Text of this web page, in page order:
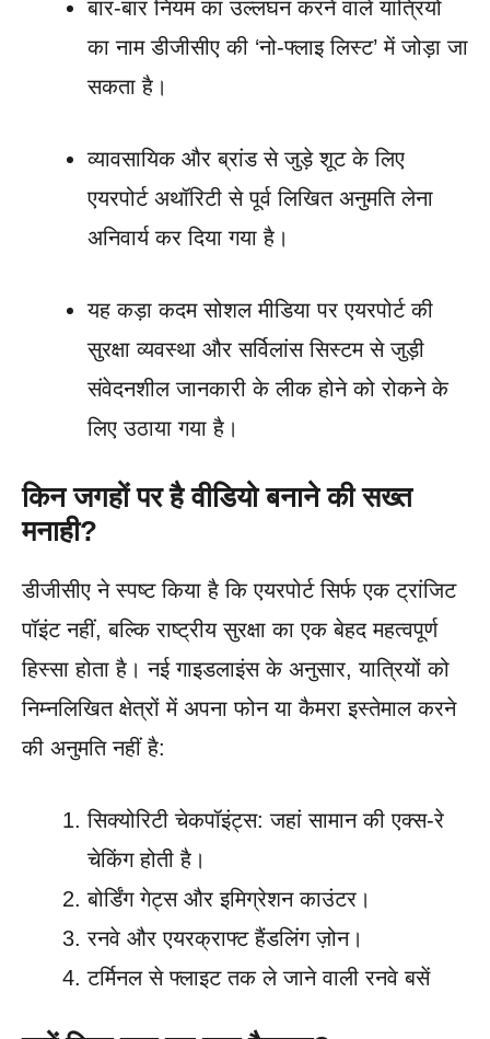
बार-बार नियम का उल्लंघन करने वाले यात्रियों
का नाम डीजीसीए की ‘नो-फ्लाइ लिस्ट’ में जोड़ा जा
सकता है।
व्यावसायिक और ब्रांड से जुड़े शूट के लिए
एयरपोर्ट अथॉरिटी से पूर्व लिखित अनुमति लेना
अनिवार्य कर दिया गया है।
यह कड़ा कदम सोशल मीडिया पर एयरपोर्ट की
सुरक्षा व्यवस्था और सर्विलांस सिस्टम से जुड़ी
संवेदनशील जानकारी के लीक होने को रोकने के
लिए उठाया गया है।
किन जगहों पर है वीडियो बनाने की सख्त
मनाही?
डीजीसीए ने स्पष्ट किया है कि एयरपोर्ट सिर्फ एक ट्रांजिट
पॉइंट नहीं, बल्कि राष्ट्रीय सुरक्षा का एक बेहद महत्वपूर्ण
हिस्सा होता है। नई गाइडलाइंस के अनुसार, यात्रियों को
निम्नलिखित क्षेत्रों में अपना फोन या कैमरा इस्तेमाल करने
की अनुमति नहीं है:
सिक्योरिटी चेकपॉइंट्स: जहां सामान की एक्स-रे
चेकिंग होती है।
बोर्डिंग गेट्स और इमिग्रेशन काउंटर।
रनवे और एयरक्राफ्ट हैंडलिंग ज़ोन।
टर्मिनल से फ्लाइट तक ले जाने वाली रनवे बसें